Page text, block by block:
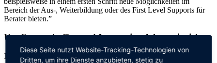
Bereich der Aus-, Weiterbildung oder des First Level Supports für
Berater bieten.”
Use Cases schaffen und Innovationslabore einrichten
Im zweiten Schritt lohnt es sich, Use Cases zu identifizieren, die
Diese Seite nutzt Website-Tracking-Technologien von
Dritten, um ihre Dienste anzubieten, stetig zu